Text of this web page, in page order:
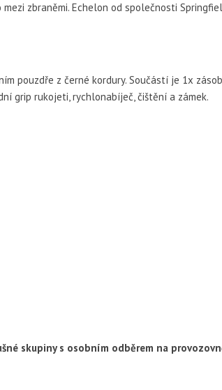
zbraněmi. Echelon od společnosti
pouzdře z černé kordury. Součástí je 1x
grip rukojeti, rychlonabíječ, čištění a zámek.
skupiny s osobním odběrem na